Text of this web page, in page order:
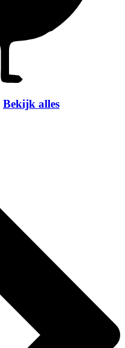
Bekijk alles